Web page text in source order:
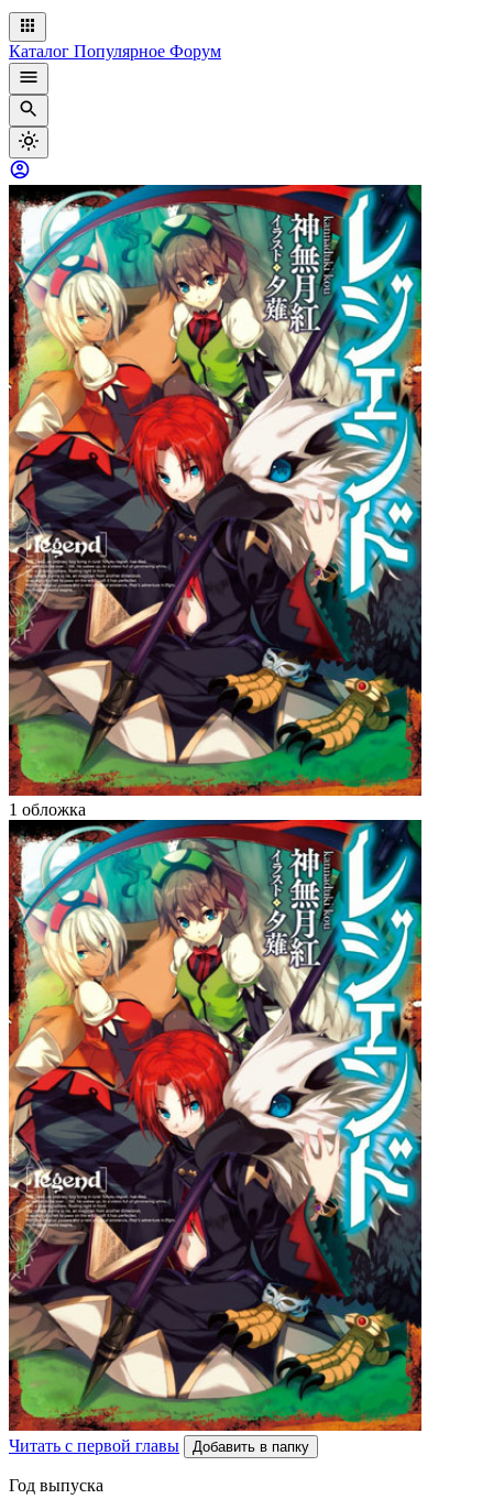
Каталог Популярное Форум
1 обложка
Читать с первой главы Добавить в папку
Год выпуска